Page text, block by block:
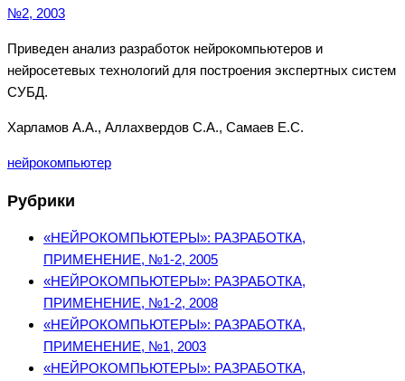
№2, 2003
Приведен анализ разработок нейрокомпьютеров и
нейросетевых технологий для построения экспертных систем
СУБД.
Харламов А.А., Аллахвердов С.А., Самаев Е.С.
нейрокомпьютер
Рубрики
«НЕЙРОКОМПЬЮТЕРЫ»: РАЗРАБОТКА,
ПРИМЕНЕНИЕ, №1-2, 2005
«НЕЙРОКОМПЬЮТЕРЫ»: РАЗРАБОТКА,
ПРИМЕНЕНИЕ, №1-2, 2008
«НЕЙРОКОМПЬЮТЕРЫ»: РАЗРАБОТКА,
ПРИМЕНЕНИЕ, №1, 2003
«НЕЙРОКОМПЬЮТЕРЫ»: РАЗРАБОТКА,